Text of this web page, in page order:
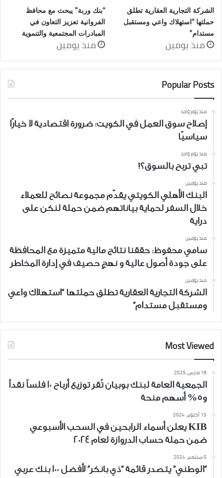
الشركة التجارية العقارية تطلق
حملتها “استهلاك واعي ومستقبل
مستدام”
منذ يومين
“بنك وربة” يبحث مع محافظ
الفروانية تعزيز التعاون في
المبادرات المجتمعية والتنموية
منذ يومين
Popular Posts
منذ يوم واحد
إصلاح سوق العمل في الكويت: ضرورة اقتصادية لا خيارًا
سياسيًا
منذ يوم واحد
تبي تربح بالسوق؟!
منذ يومين
البنك الأهلي الكويتي يقدّم مجموعة نصائح للعملاء
خلال السفر لحماية بياناتهم ضمن حملة لنكن على
دراية
منذ يومين
سامي محفوظ: حققنا نتائج مالية متميزة مع المحافظة
على جودة أصول عالية و نهجٍ حصيف في إدارة المخاطر
منذ يومين
الشركة التجارية العقارية تطلق حملتها “استهلاك واعي
ومستقبل مستدام”
Most Viewed
16 مارس، 2025
الجمعية العامة لبنك بوبيان تُقر توزيع أرباح 10 فلساً نقداً
و5% أسهم منحة
15 أكتوبر، 2024
KIB يعلن أسماء الرابحين في السحب الأسبوعي
ضمن حملة حساب الدروازة لعام 2024
5 سبتمبر، 2024
“الوطني” يتصدر قائمة “ذي بانكر” لأفضل 100 بنك عربي